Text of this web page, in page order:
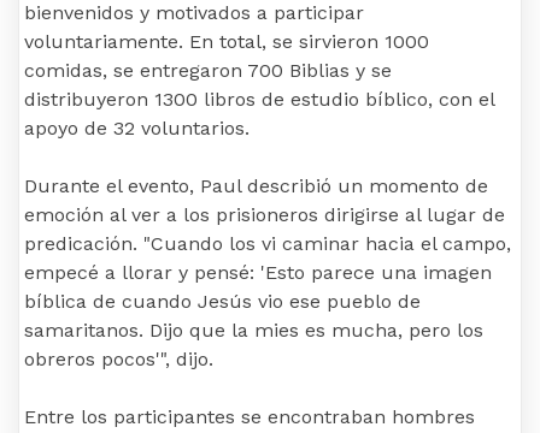
bienvenidos y motivados a participar
voluntariamente. En total, se sirvieron 1000
comidas, se entregaron 700 Biblias y se
distribuyeron 1300 libros de estudio bíblico, con el
apoyo de 32 voluntarios.
Durante el evento, Paul describió un momento de
emoción al ver a los prisioneros dirigirse al lugar de
predicación. "Cuando los vi caminar hacia el campo,
empecé a llorar y pensé: 'Esto parece una imagen
bíblica de cuando Jesús vio ese pueblo de
samaritanos. Dijo que la mies es mucha, pero los
obreros pocos'", dijo.
Entre los participantes se encontraban hombres